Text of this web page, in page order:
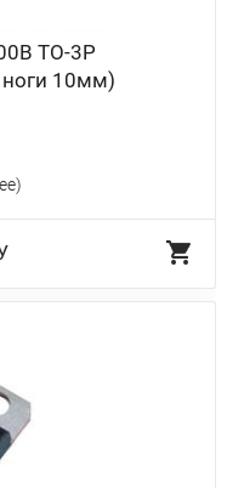
TO-3P
10мм)